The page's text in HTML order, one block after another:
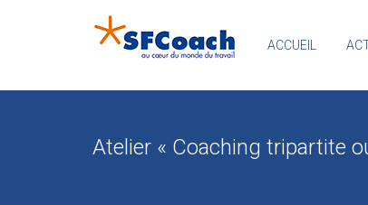
ACCUEIL
Atelier « Coaching tripartite